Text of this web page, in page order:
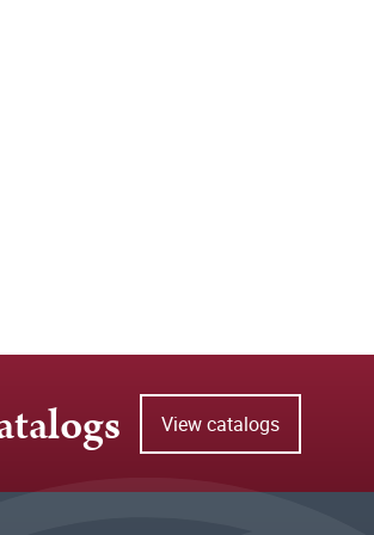
View catalogs